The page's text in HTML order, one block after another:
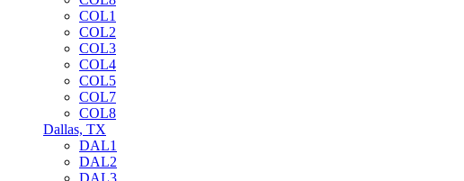
COL1
COL2
COL3
COL4
COL5
COL7
COL8
Dallas, TX
DAL1
DAL2
DAL3